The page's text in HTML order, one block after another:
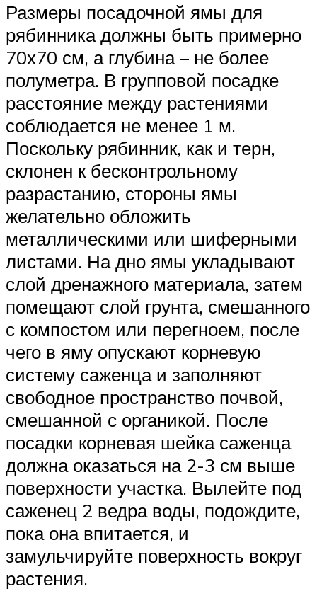
Размеры посадочной ямы для
рябинника должны быть примерно
70х70 см, а глубина – не более
полуметра. В групповой посадке
расстояние между растениями
соблюдается не менее 1 м.
Поскольку рябинник, как и терн,
склонен к бесконтрольному
разрастанию, стороны ямы
желательно обложить
металлическими или шиферными
листами. На дно ямы укладывают
слой дренажного материала, затем
помещают слой грунта, смешанного
с компостом или перегноем, после
чего в яму опускают корневую
систему саженца и заполняют
свободное пространство почвой,
смешанной с органикой. После
посадки корневая шейка саженца
должна оказаться на 2-3 см выше
поверхности участка. Вылейте под
саженец 2 ведра воды, подождите,
пока она впитается, и
замульчируйте поверхность вокруг
растения.